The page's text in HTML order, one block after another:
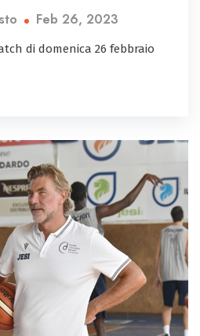
Feb 26, 2023
di domenica 26 febbraio